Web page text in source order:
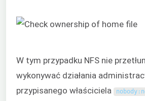
W tym przypadku NFS nie
wykonywać działania
przypisanego właściciela
nobody: